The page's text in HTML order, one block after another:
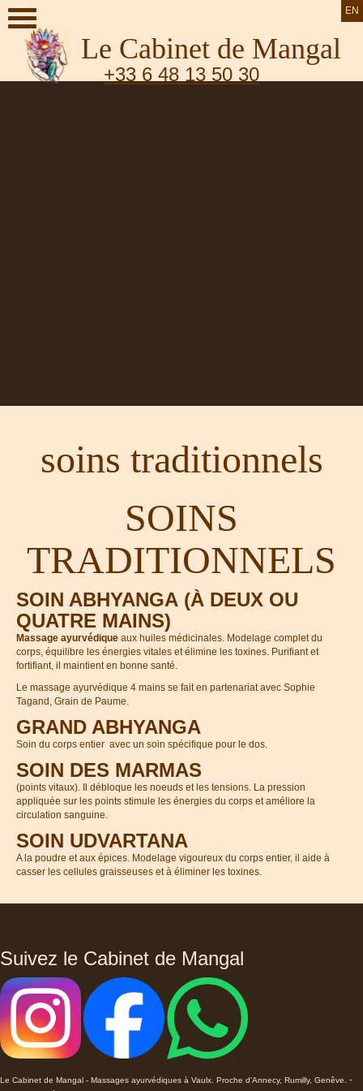
EN
Le Cabinet de Mangal
+33 6 48 13 50 30
soins traditionnels
SOINS
TRADITIONNELS
SOIN ABHYANGA (À DEUX OU
QUATRE MAINS)
Massage ayurvédique aux huiles médicinales. Modelage complet du
corps, équilibre les énergies vitales et élimine les toxines. Purifiant et
fortifiant, il maintient en bonne santé.
Le massage ayurvédique 4 mains se fait en partenariat avec Sophie
Tagand, Grain de Paume.
GRAND ABHYANGA
Soin du corps entier avec un soin spécifique pour le dos.
SOIN DES MARMAS
(points vitaux). Il débloque les noeuds et les tensions. La pression
appliquée sur les points stimule les énergies du corps et améliore la
circulation sanguine.
SOIN UDVARTANA
A la poudre et aux épices. Modelage vigoureux du corps entier, il aide à
casser les cellules graisseuses et à éliminer les toxines.
Suivez le Cabinet de Mangal
Le Cabinet de Mangal - Massages ayurvédiques à Vaulx. Proche d'Annecy, Rumilly, Genêve. -